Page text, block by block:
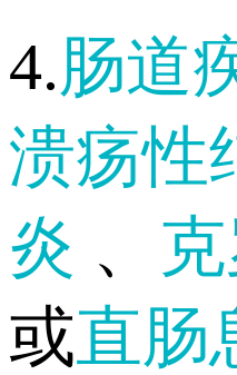
4.肠道
溃疡性
炎 、
或直肠